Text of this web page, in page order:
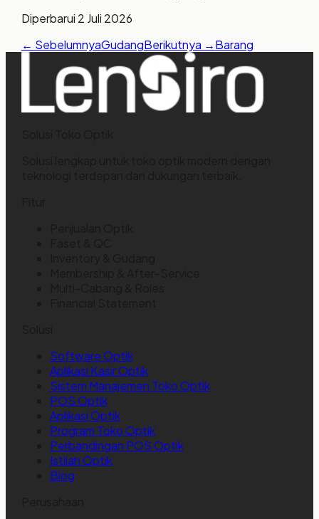
Diperbarui 2 Juli 2026
← SebelumnyaGudangBerikutnya →Barang
Software Optik
Aplikasi Kasir Optik
Sistem Manajemen Toko Optik
POS Optik
Aplikasi Optik
Program Toko Optik
Perbandingan POS Optik
Istilah Optik
Blog